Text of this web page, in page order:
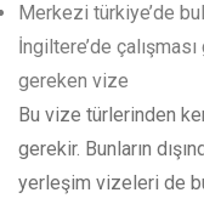
Merkezi türkiye’de
İngiltere’de
gereken vize
Bu vize türlerinden
gerekir. Bunların
yerleşim vizeleri de